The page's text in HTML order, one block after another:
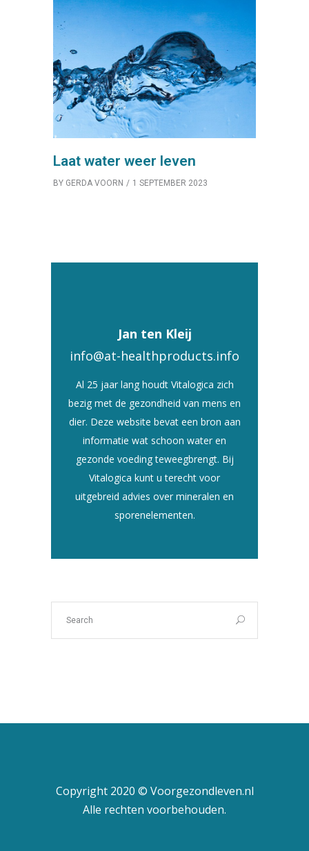
Laat water weer leven
BY GERDA VOORN 1 SEPTEMBER 2023
Jan ten Kleij
info@at-healthproducts.info
Al 25 jaar lang houdt Vitalogica zich
bezig met de gezondheid van mens en
dier. Deze website bevat een bron aan
informatie wat schoon water en
gezonde voeding teweegbrengt. Bij
Vitalogica kunt u terecht voor
uitgebreid advies over mineralen en
sporenelementen.
Copyright 2020 © Voorgezondleven.nl
Alle rechten voorbehouden.